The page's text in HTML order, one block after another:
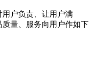
用户负责、让用户满
量、服务向用户作如下